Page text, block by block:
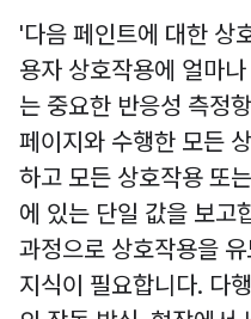
'다음 페인트에 대한 상
용자 상호작용에 얼마
는 중요한 반응성 측정
페이지와 수행한 모든
하고 모든 상호작용 또
에 있는 단일 값을 보고
과정으로 상호작용을
지식이 필요합니다. 다